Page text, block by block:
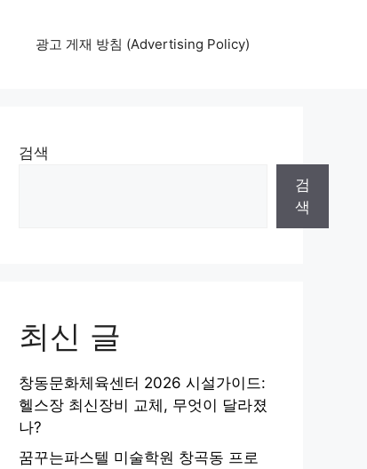
광고 게재 방침 (Advertising Policy)
검색
검
색
최신 글
창동문화체육센터 2026 시설가이드:
헬스장 최신장비 교체, 무엇이 달라졌
나?
꿈꾸는파스텔 미술학원 창곡동 프로